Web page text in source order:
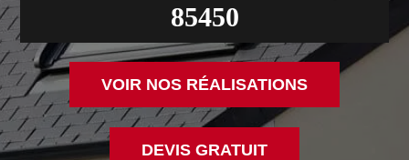
85450
VOIR NOS RÉALISATIONS
DEVIS GRATUIT